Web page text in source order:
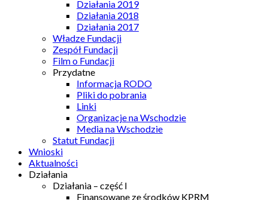
Działania 2019
Działania 2018
Działania 2017
Władze Fundacji
Zespół Fundacji
Film o Fundacji
Przydatne
Informacja RODO
Pliki do pobrania
Linki
Organizacje na Wschodzie
Media na Wschodzie
Statut Fundacji
Wnioski
Aktualności
Działania
Działania – część I
Finansowane ze środków KPRM